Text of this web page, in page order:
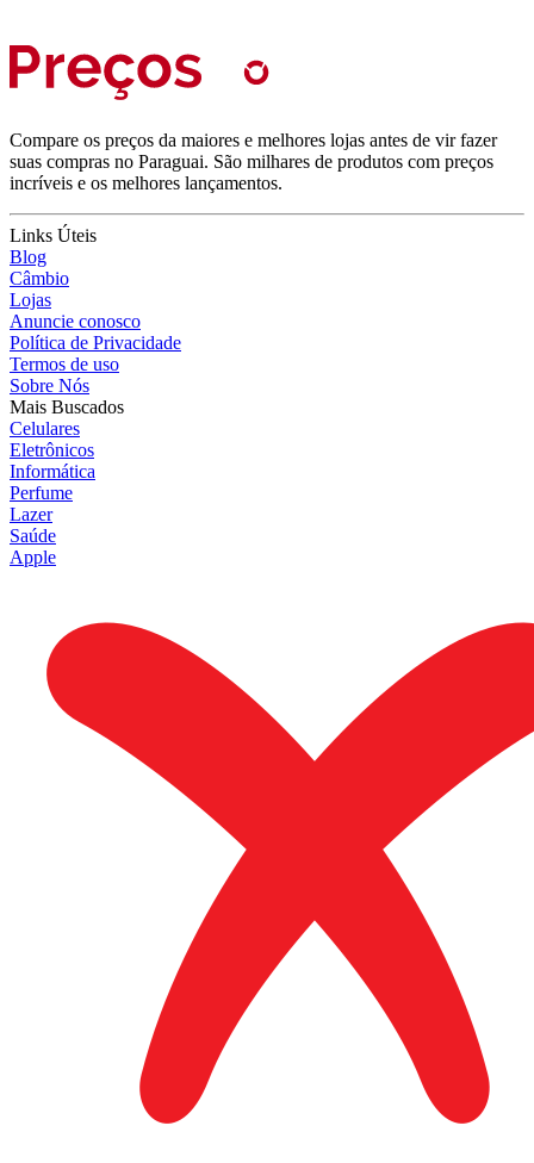
Compare os preços da maiores e melhores lojas antes de vir fazer
suas compras no Paraguai. São milhares de produtos com preços
incríveis e os melhores lançamentos.
Links Úteis
Blog
Câmbio
Lojas
Anuncie conosco
Política de Privacidade
Termos de uso
Sobre Nós
Mais Buscados
Celulares
Eletrônicos
Informática
Perfume
Lazer
Saúde
Apple